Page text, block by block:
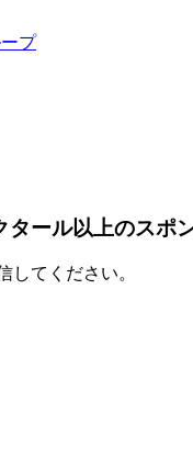
プ
ール以上のスポ
してください。